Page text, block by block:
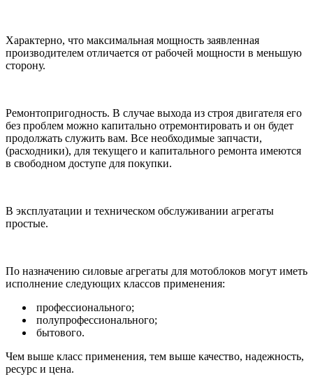
Характерно, что максимальная мощность заявленная
производителем отличается от рабочей мощности в меньшую
сторону.
Ремонтопригодность. В случае выхода из строя двигателя его
без проблем можно капитально отремонтировать и он будет
продолжать служить вам. Все необходимые запчасти,
(расходники), для текущего и капитального ремонта имеются
в свободном доступе для покупки.
В эксплуатации и техническом обслуживании агрегаты
простые.
По назначению силовые агрегаты для мотоблоков могут иметь
исполнение следующих классов применения:
профессионального;
полупрофессионального;
бытового.
Чем выше класс применения, тем выше качество, надежность,
ресурс и цена.